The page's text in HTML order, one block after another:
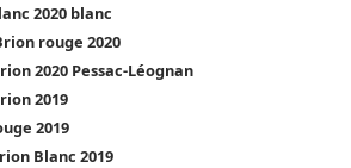
2020 blanc
rouge 2020
2020 Pessac-Léognan
2019
2019
Blanc 2019